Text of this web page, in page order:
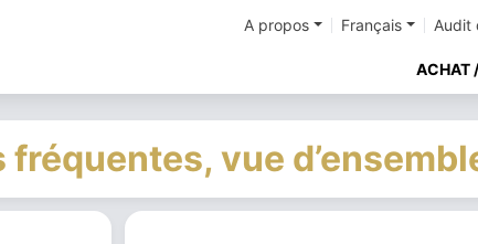
A propos Français Audit
ACHAT
fréquentes, vue